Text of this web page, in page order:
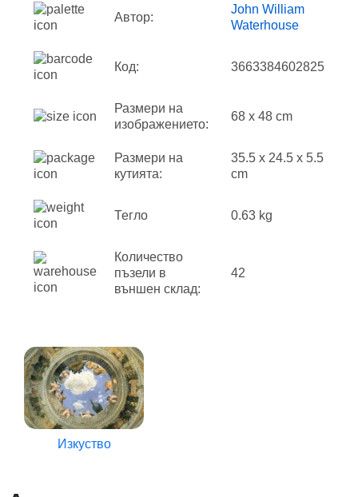
Автор:
John William
Waterhouse
Код: 3663384602825
Размери на
изображението:
68 x 48 cm
Размери на
кутията:
35.5 x 24.5 x 5.5
cm
Тегло 0.63 kg
Количество
пъзели в
външен склад:
42
Изкуство